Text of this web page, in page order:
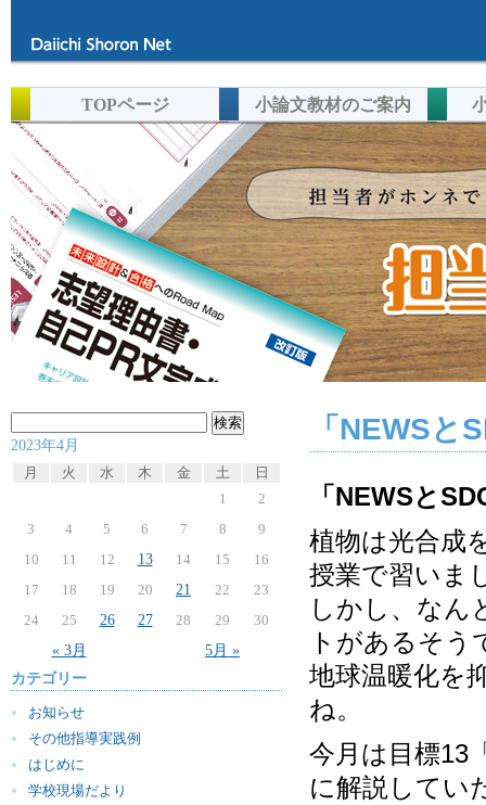
TOPページ 小論文教材のご案内
索:
2023年4月
月
火 水 木 金 土 日
« 3月 5月 »
1
2
3
4 5 6 7 8
9
10
11 12 13 14 15
16
17
18 19 20 21 22
23
24
25 26 27 28 29 30
カテゴリー
お知らせ
その他指導実践例
はじめに
学校現場だより
「NEWS
「NEWSと
植物は光合成
授業で習いま
しかし、なん
トがあるそう
地球温暖化を
ね。
今月は目標13
に解説してい